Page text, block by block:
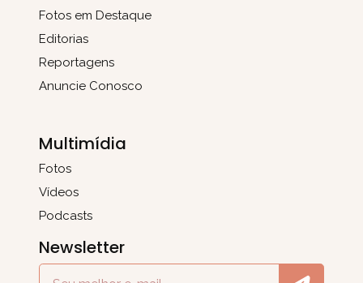
Fotos em Destaque
Editorias
Reportagens
Anuncie Conosco
Multimídia
Fotos
Vídeos
Podcasts
Newsletter